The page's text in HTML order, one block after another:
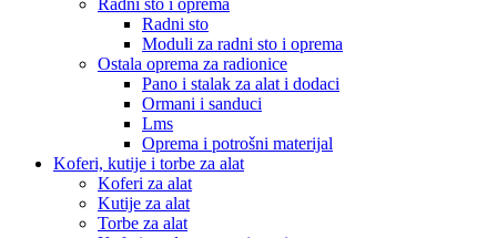
Radni sto i oprema
Radni sto
Moduli za radni sto i oprema
Ostala oprema za radionice
Pano i stalak za alat i dodaci
Ormani i sanduci
Lms
Oprema i potrošni materijal
Koferi, kutije i torbe za alat
Koferi za alat
Kutije za alat
Torbe za alat